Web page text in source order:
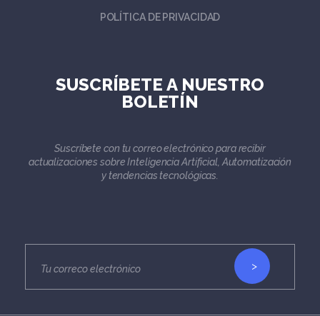
POLÍTICA DE PRIVACIDAD
SUSCRÍBETE A NUESTRO
BOLETÍN
Suscríbete con tu correo electrónico para recibir
actualizaciones sobre Inteligencia Artificial, Automatización
y tendencias tecnológicas.
>